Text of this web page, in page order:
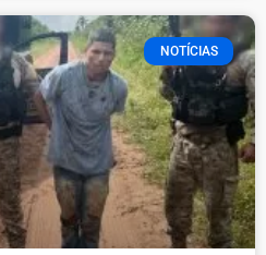
NOTÍCIAS